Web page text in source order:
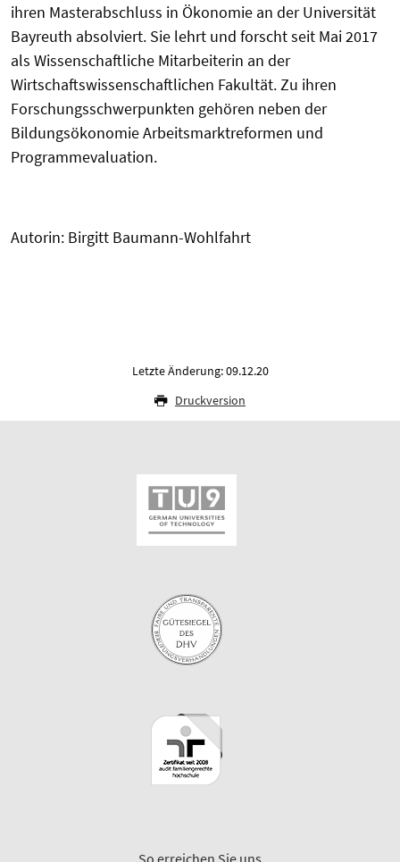
ihren Masterabschluss in Ökonomie an der Universität
Bayreuth absolviert. Sie lehrt und forscht seit Mai 2017
als Wissenschaftliche Mitarbeiterin an der
Wirtschaftswissenschaftlichen Fakultät. Zu ihren
Forschungsschwerpunkten gehören neben der
Bildungsökonomie Arbeitsmarktreformen und
Programmevaluation.
Autorin: Birgitt Baumann-Wohlfahrt
Letzte Änderung: 09.12.20
Druckversion